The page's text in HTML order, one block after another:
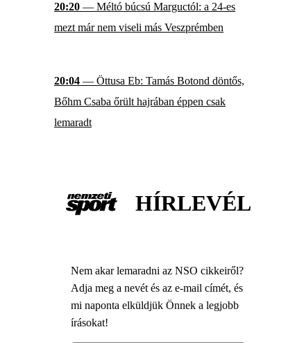
20:20 — Méltó búcsú Marguctól: a 24-es
mezt már nem viseli más Veszprémben
20:04 — Öttusa Eb: Tamás Botond döntős,
Bőhm Csaba őrült hajrában éppen csak
lemaradt
HÍRLEVÉL
Nem akar lemaradni az NSO cikkeiről?
Adja meg a nevét és az e-mail címét, és
mi naponta elküldjük Önnek a legjobb
írásokat!